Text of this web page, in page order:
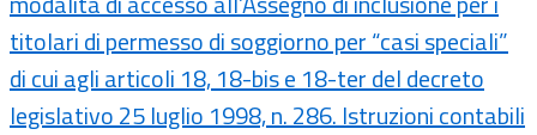
titolari di permesso di soggiorno per “casi speciali”
di cui agli articoli 18, 18-bis e 18-ter del decreto
legislativo 25 luglio 1998, n. 286. Istruzioni contabili